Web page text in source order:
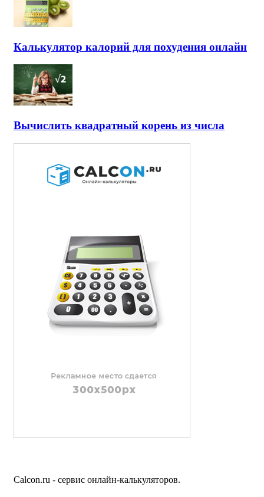
Калькулятор калорий для похудения онлайн
Вычислить квадратный корень из числа
Calcon.ru - сервис онлайн-калькуляторов.